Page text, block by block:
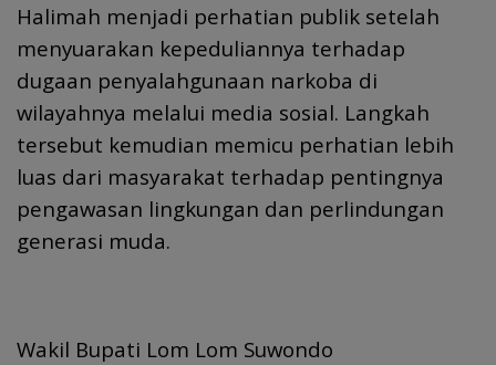
Halimah menjadi perhatian publik setelah
menyuarakan kepeduliannya terhadap
dugaan penyalahgunaan narkoba di
wilayahnya melalui media sosial. Langkah
tersebut kemudian memicu perhatian lebih
luas dari masyarakat terhadap pentingnya
pengawasan lingkungan dan perlindungan
generasi muda.
Wakil Bupati Lom Lom Suwondo